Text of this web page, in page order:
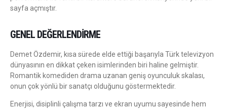
sayfa açmıştır.
GENEL DEĞERLENDIRME
Demet Özdemir, kısa sürede elde ettiği başarıyla Türk televizyon
dünyasının en dikkat çeken isimlerinden biri haline gelmiştir.
Romantik komediden drama uzanan geniş oyunculuk skalası,
onun çok yönlü bir sanatçı olduğunu göstermektedir.
Enerjisi, disiplinli çalışma tarzı ve ekran uyumu sayesinde hem